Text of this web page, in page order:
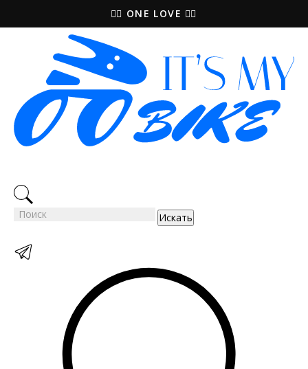
🚵‍♀️ ONE LOVE 🚴‍♀️
Искать